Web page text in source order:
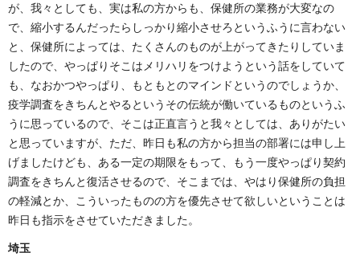
が、我々としても、実は私の方からも、保健所の業務が大変なの
で、縮小するんだったらしっかり縮小させろというふうに言わない
と、保健所によっては、たくさんのものが上がってきたりしていま
したので、やっぱりそこはメリハリをつけようという話をしていて
も、なおかつやっぱり、もともとのマインドというのでしょうか、
疫学調査をきちんとやるというその伝統が働いているものというふ
うに思っているので、そこは正直言うと我々としては、ありがたい
と思っていますが、ただ、昨日も私の方から担当の部署には申し上
げましたけども、ある一定の期限をもって、もう一度やっぱり契約
調査をきちんと復活させるので、そこまでは、やはり保健所の負担
の軽減とか、こういったものの方を優先させて欲しいということは
昨日も指示をさせていただきました。
埼玉